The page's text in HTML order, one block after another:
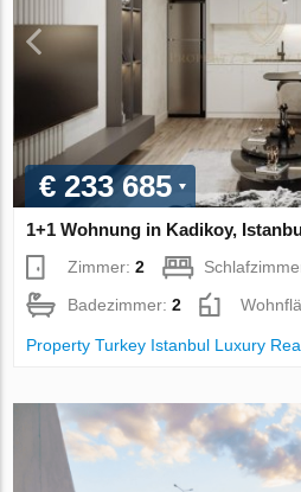
€ 233 685
1+1 Wohnung in Kadikoy,
Zimmer:2
Badezimmer:2
Property Turkey Istanbul Luxury